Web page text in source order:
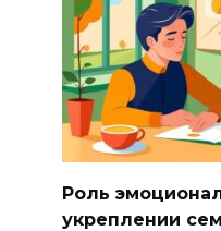
Роль
укреплении